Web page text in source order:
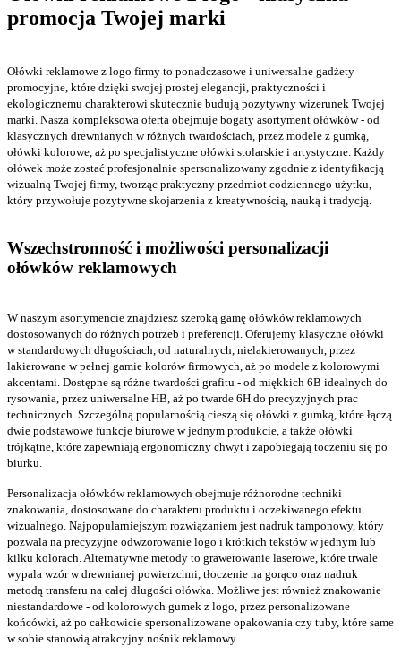
promocja Twojej marki
Ołówki reklamowe z logo firmy to ponadczasowe i uniwersalne gadżety
promocyjne, które dzięki swojej prostej elegancji, praktyczności i
ekologicznemu charakterowi skutecznie budują pozytywny wizerunek Twojej
marki. Nasza kompleksowa oferta obejmuje bogaty asortyment ołówków - od
klasycznych drewnianych w różnych twardościach, przez modele z gumką,
ołówki kolorowe, aż po specjalistyczne ołówki stolarskie i artystyczne. Każdy
ołówek może zostać profesjonalnie spersonalizowany zgodnie z identyfikacją
wizualną Twojej firmy, tworząc praktyczny przedmiot codziennego użytku,
który przywołuje pozytywne skojarzenia z kreatywnością, nauką i tradycją.
Wszechstronność i możliwości personalizacji
ołówków reklamowych
W naszym asortymencie znajdziesz szeroką gamę ołówków reklamowych
dostosowanych do różnych potrzeb i preferencji. Oferujemy klasyczne ołówki
w standardowych długościach, od naturalnych, nielakierowanych, przez
lakierowane w pełnej gamie kolorów firmowych, aż po modele z kolorowymi
akcentami. Dostępne są różne twardości grafitu - od miękkich 6B idealnych do
rysowania, przez uniwersalne HB, aż po twarde 6H do precyzyjnych prac
technicznych. Szczególną popularnością cieszą się ołówki z gumką, które łączą
dwie podstawowe funkcje biurowe w jednym produkcie, a także ołówki
trójkątne, które zapewniają ergonomiczny chwyt i zapobiegają toczeniu się po
biurku.
Personalizacja ołówków reklamowych obejmuje różnorodne techniki
znakowania, dostosowane do charakteru produktu i oczekiwanego efektu
wizualnego. Najpopularniejszym rozwiązaniem jest nadruk tamponowy, który
pozwala na precyzyjne odwzorowanie logo i krótkich tekstów w jednym lub
kilku kolorach. Alternatywne metody to grawerowanie laserowe, które trwale
wypala wzór w drewnianej powierzchni, tłoczenie na gorąco oraz nadruk
metodą transferu na całej długości ołówka. Możliwe jest również znakowanie
niestandardowe - od kolorowych gumek z logo, przez personalizowane
końcówki, aż po całkowicie spersonalizowane opakowania czy tuby, które same
w sobie stanowią atrakcyjny nośnik reklamowy.